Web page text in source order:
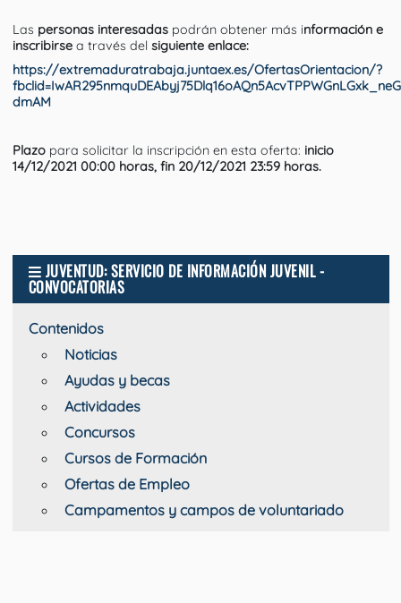
Las personas interesadaspodrán obtener más información e
inscribirsea través del siguiente enlace:
https://extremaduratrabaja.juntaex.es/OfertasOrientacion/?
dmAM
Plazopara solicitar la inscripción en esta oferta: inicio
14/12/2021 00:00 horas, fin 20/12/2021 23:59 horas.
JUVENTUD: SERVICIO DE INFORMACIÓN JUVENIL -
CONVOCATORIAS
Contenidos
Noticias
Ayudas y becas
Actividades
Concursos
Cursos de Formación
Ofertas de Empleo
Campamentos y campos de voluntariado